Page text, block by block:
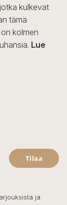
kulkevat
tämä
kolmen
Lue
Tilaa
ja